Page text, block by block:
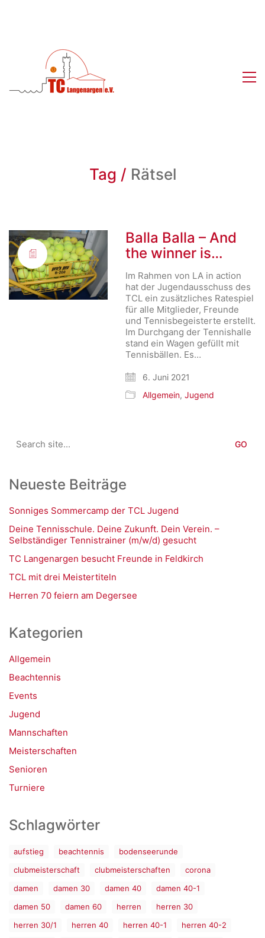
Tag / Rätsel
Balla Balla – And
the winner is…
Im Rahmen von LA in action
hat der Jugendausschuss des
TCL ein zusätzliches Ratespiel
für alle Mitglieder, Freunde
und Tennisbegeisterte erstellt.
Im Durchgang der Tennishalle
stand ein Wagen gefüllt mit
Tennisbällen. Es…
6. Juni 2021
Allgemein,Jugend
for:
Neueste Beiträge
Sonniges Sommercamp der TCL Jugend
Deine Tennisschule. Deine Zukunft. Dein Verein. –
Selbständiger Tennistrainer (m/w/d) gesucht
TC Langenargen besucht Freunde in Feldkirch
TCL mit drei Meistertiteln
Herren 70 feiern am Degersee
Kategorien
Allgemein
Beachtennis
Events
Jugend
Mannschaften
Meisterschaften
Senioren
Turniere
Schlagwörter
aufstieg beachtennis
bodenseerunde
clubmeisterschaft
clubmeisterschaften
corona
damen
damen 30 damen 40
damen 40-1
damen 50
damen 60 herren
herren 30
herren 30/1
herren 40 herren 40-1
herren 40-2